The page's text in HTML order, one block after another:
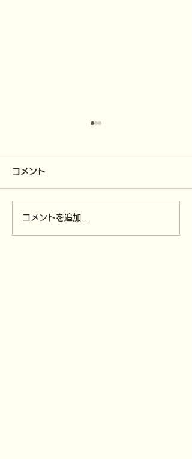
4/12（日）～
コメント
コメントを追加…